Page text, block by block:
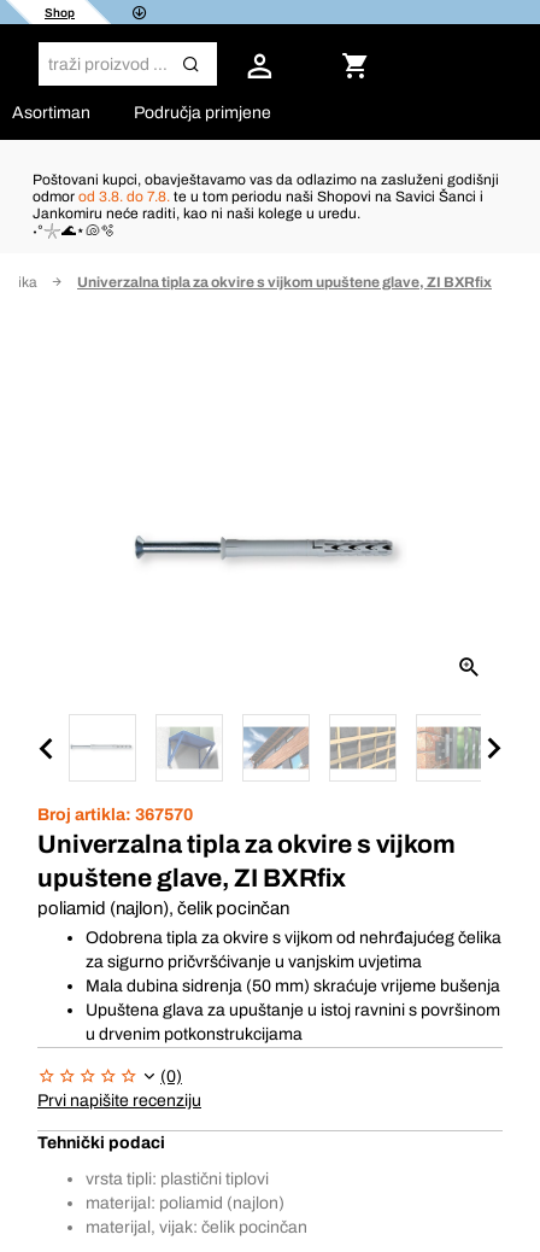
Shop
Asortiman Područja primjene
Poštovani kupci, obavještavamo vas da odlazimo na zasluženi godišnji
odmor od 3.8. do 7.8. te u tom periodu naši Shopovi na Savici Šanci i
Jankomiru neće raditi, kao ni naši kolege u uredu.
˖°𓇼🌊⋆🐚🫧
Univerzalna tipla za okvire s vijkom upuštene glave, ZI BXRfix
Broj artikla: 367570
Univerzalna tipla za okvire s vijkom
upuštene glave, ZI BXRfix
poliamid (najlon), čelik pocinčan
Odobrena tipla za okvire s vijkom od nehrđajućeg čelika
za sigurno pričvršćivanje u vanjskim uvjetima
Mala dubina sidrenja (50 mm) skraćuje vrijeme bušenja
Upuštena glava za upuštanje u istoj ravnini s površinom
u drvenim potkonstrukcijama
(0)
Prvi napišite recenziju
Tehnički podaci
vrsta tipli: plastični tiplovi
materijal: poliamid (najlon)
materijal, vijak: čelik pocinčan